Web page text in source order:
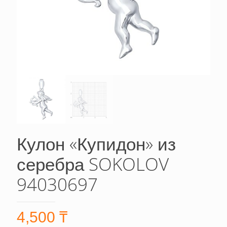
Кулон «Купидон» из
серебра SOKOLOV
94030697
4,500 ₸